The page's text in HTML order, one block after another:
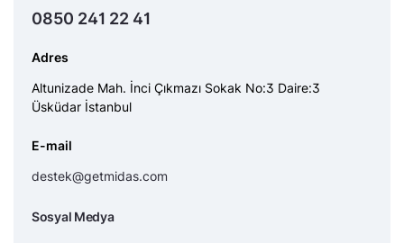
0850 241 22 41
Adres
Altunizade Mah. İnci Çıkmazı Sokak No:3 Daire:3
Üsküdar İstanbul
E-mail
destek@getmidas.com
Sosyal Medya